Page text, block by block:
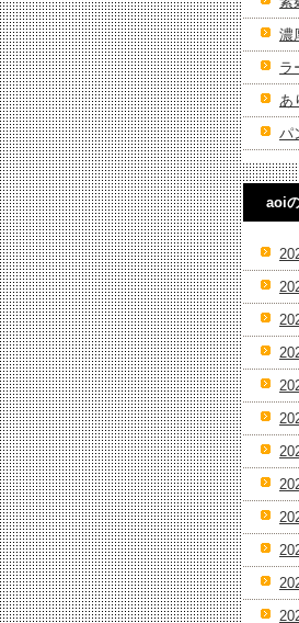
濃
ラ
あ
パ
aoi